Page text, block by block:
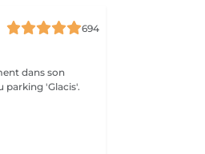
694
dans son
parking 'Glacis'.